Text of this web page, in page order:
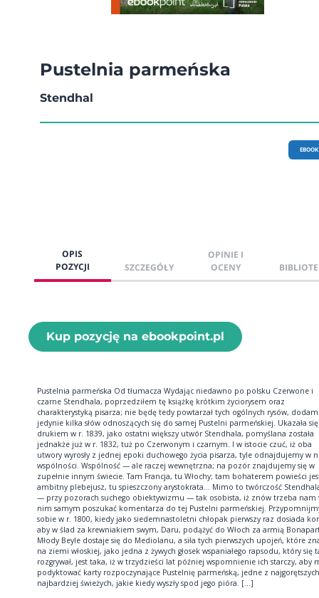
Pustelnia parmeńska
Stendhal
EBOOK
OPIS
POZYCJI
SZCZEGÓŁY
OPINIE I
OCENY
Kup pozycję na ebookpoint.pl
Pustelnia parmeńska Od tłumacza Wydając niedawno po polsku Czerwone i
czarne Stendhala, poprzedziłem tę książkę krótkim życiorysem oraz
charakterystyką pisarza; nie będę tedy powtarzał tych ogólnych rysów, dodam
jedynie kilka słów odnoszących się do samej Pustelni parmeńskiej. Ukazała
drukiem w r. 1839, jako ostatni większy utwór Stendhala, pomyślana została
jednakże już w r. 1832, tuż po Czerwonym i czarnym. I w istocie czuć, iż oba
utwory wyrosły z jednej epoki duchowego życia pisarza, tyle odnajdujemy w
wspólności. Wspólność — ale raczej wewnętrzna; na pozór znajdujemy się w
zupełnie innym świecie. Tam Francja, tu Włochy; tam bohaterem powieści
ambitny plebejusz, tu spieszczony arystokrata... Mimo to twórczość
— przy pozorach suchego obiektywizmu — tak osobista, iż znów trzeba nam
nim samym poszukać komentarza do tej Pustelni parmeńskiej.
sobie w r. 1800, kiedy jako siedemnastoletni chłopak pierwszy raz dosiada
aby w ślad za krewniakiem swym, Daru, podążyć do Włoch za armią
Młody Beyle dostaje się do Mediolanu, a siła tych pierwszych upojeń, które
na ziemi włoskiej, jako jedna z żywych głosek wspaniałego rapsodu, który się
rozgrywał, jest taka, iż w trzydzieści lat później wspomnienie ich starczy, aby
podyktować karty rozpoczynające Pustelnię parmeńską, jedne z
najbardziej świeżych, jakie kiedy wyszły spod jego pióra. [...]